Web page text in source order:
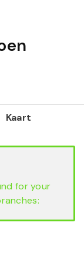
Kaart
for your